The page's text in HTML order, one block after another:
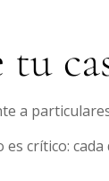
a
crítico: